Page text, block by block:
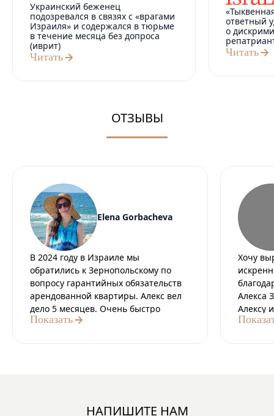
Украинский беженец
подозревался в связях с «врагами
Израиля» и содержался в тюрьме
в течение месяца без допроса
(иврит)
Читать
ответный
о
Читать
ОТЗЫВЫ
Elena Gorbacheva
В 2024 году в Израиле мы
обратились к Зернопольскому по
вопросу гарантийных обязательств
арендованной квартиры. Алекс вел
дело 5 месяцев. Очень быстро
отвечал, всегда был на связи. Со
огромное. Я не была уверена, что за
Показать
Хочу
Алекса
Алексу
НАПИШИТЕ НАМ